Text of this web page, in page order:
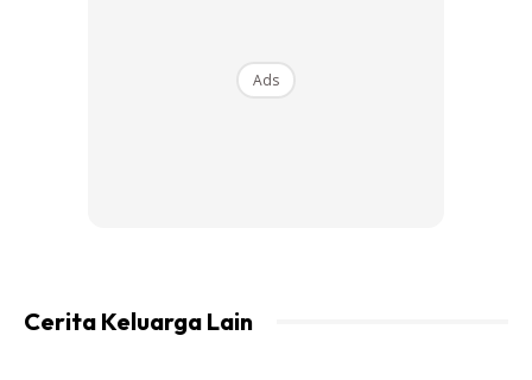
Ads
Cerita Keluarga Lain